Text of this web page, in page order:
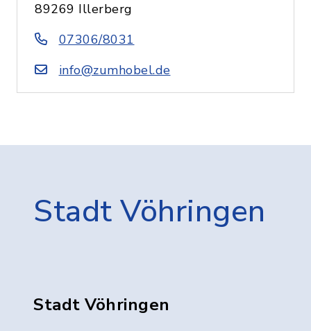
89269 Illerberg
07306/8031
info@zumhobel.de
Stadt Vöhringen
Stadt Vöhringen